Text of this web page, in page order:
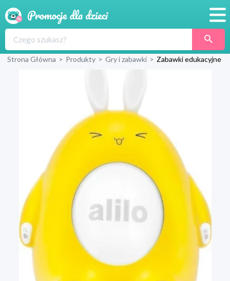
Produkty
Blog
Wyprawka
Strona Główna > Produkty > Gry i zabawki > Zabawki edukacyjne